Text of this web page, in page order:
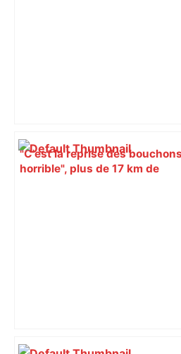
"C'est la reprise des
horrible", plus de 17 km de